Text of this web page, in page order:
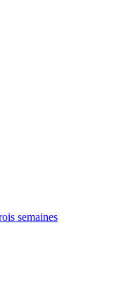
semaines